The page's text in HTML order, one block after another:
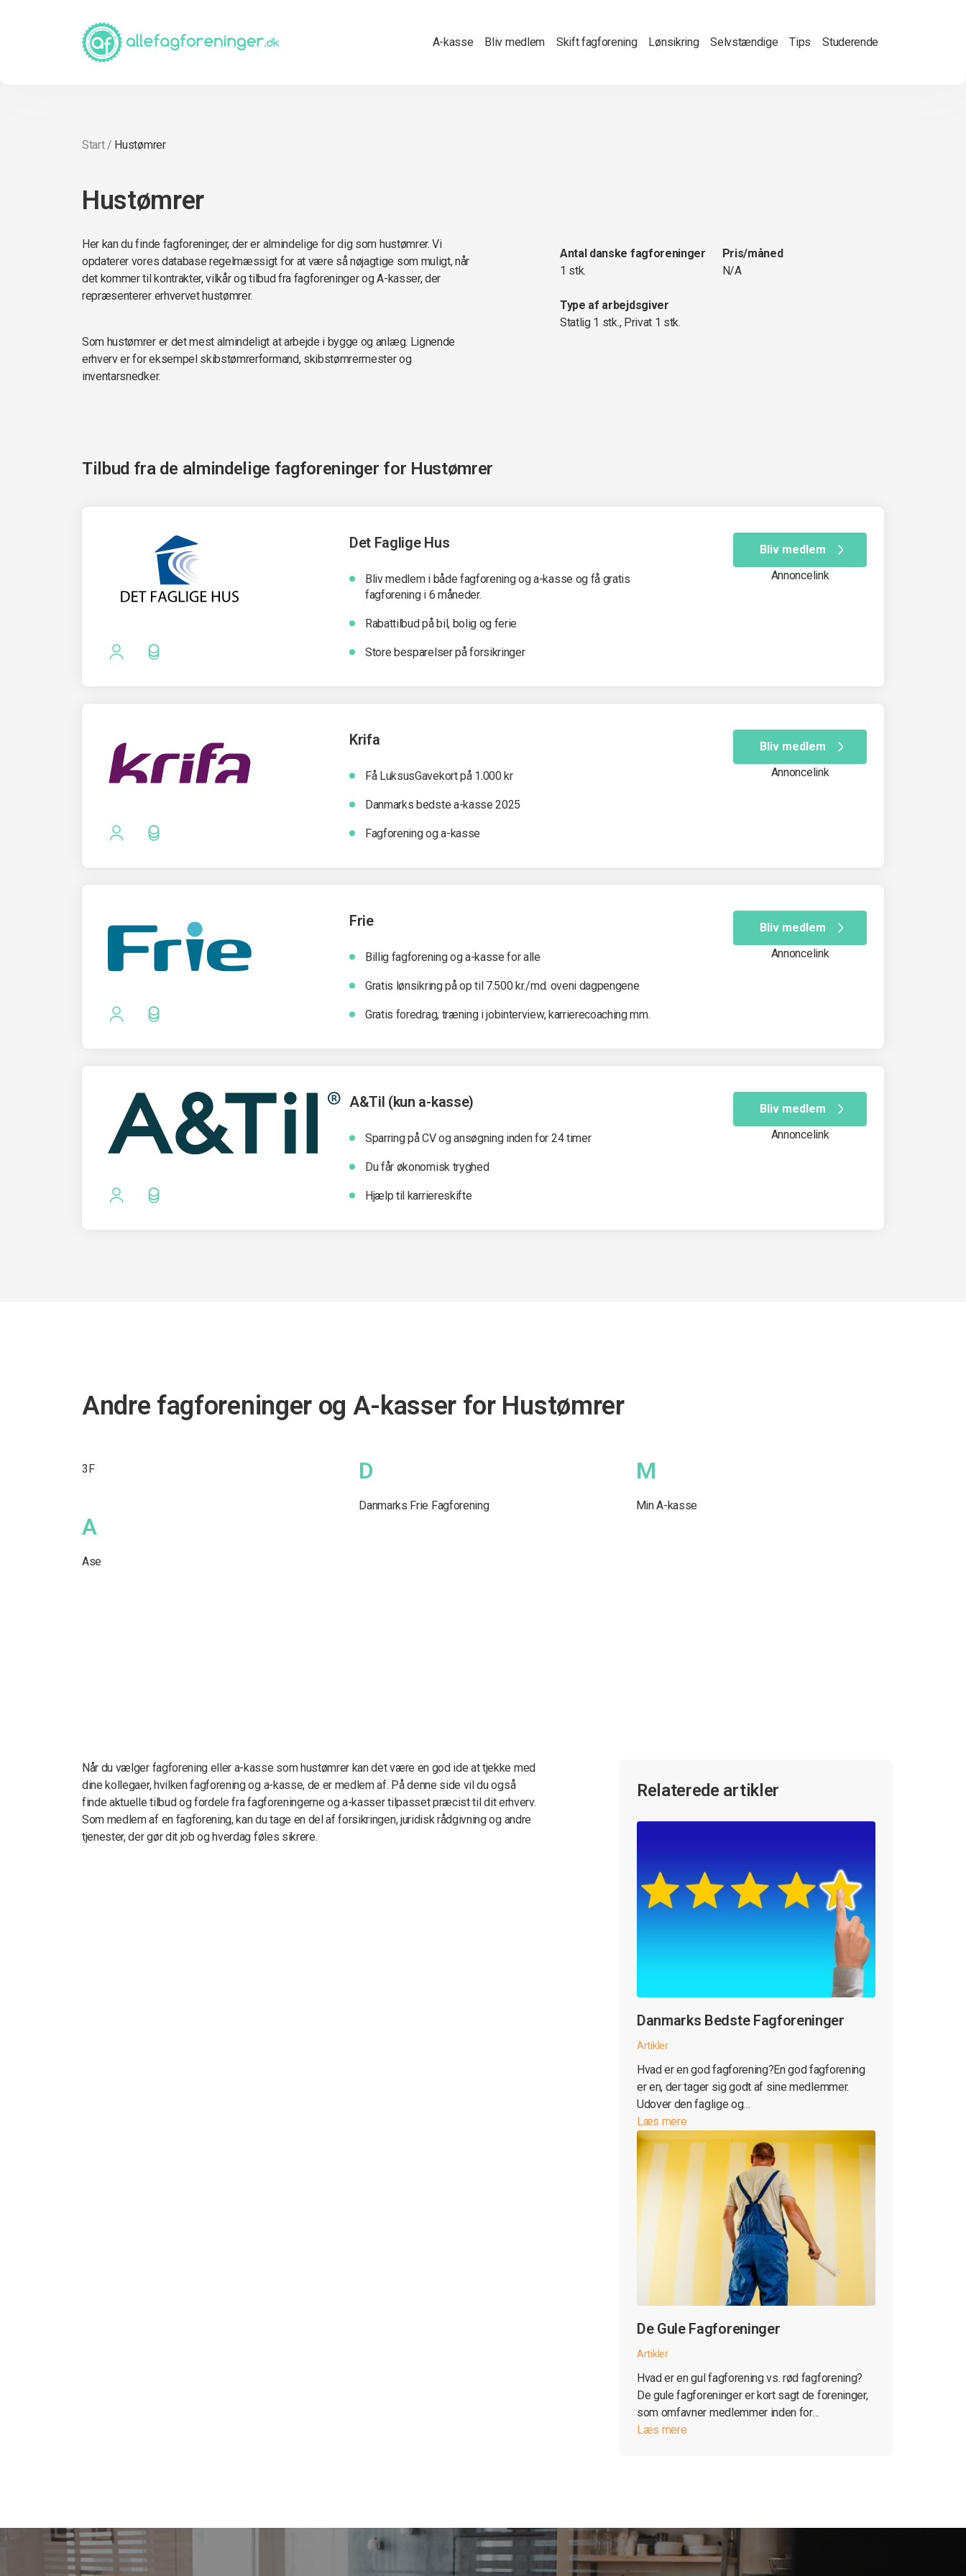
A-kasse Bliv medlem Skift fagforening Lønsikring Selvstændige Tips Studerende
Start/ Hustømrer
Hustømrer
Her kan du finde fagforeninger, der er almindelige for dig som hustømrer. Vi
opdaterer vores database regelmæssigt for at være så nøjagtige som muligt, når
det kommer til kontrakter, vilkår og tilbud fra fagforeninger og A-kasser, der
repræsenterer erhvervet hustømrer.
Som hustømrer er det mest almindeligt at arbejde i bygge og anlæg. Lignende
erhverv er for eksempel skibstømrerformand, skibstømrermester og
inventarsnedker.
Antal danske fagforeninger
1 stk.
Pris/måned
N/A
Type af arbejdsgiver
Statlig 1 stk., Privat 1 stk.
Tilbud fra de almindelige fagforeninger for Hustømrer
Det Faglige Hus
Bliv medlem i både fagforening og a-kasse og få gratis
fagforening i 6 måneder.
Rabattilbud på bil, bolig og ferie
Store besparelser på forsikringer
Bliv medlem
Annoncelink
Krifa
Få LuksusGavekort på 1.000 kr
Danmarks bedste a-kasse 2025
Fagforening og a-kasse
Bliv medlem
Annoncelink
Frie
Billig fagforening og a-kasse for alle
Gratis lønsikring på op til 7.500 kr./md. oveni dagpengene
Gratis foredrag, træning i jobinterview, karrierecoaching mm.
Bliv medlem
Annoncelink
A&Til (kun a-kasse)
Sparring på CV og ansøgning inden for 24 timer
Du får økonomisk tryghed
Hjælp til karriereskifte
Bliv medlem
Annoncelink
Andre fagforeninger og A-kasser for Hustømrer
3F
A
Ase
D
Danmarks Frie Fagforening
M
Min A-kasse
Når du vælger fagforening eller a-kasse som hustømrer kan det være en god ide at tjekke med
dine kollegaer, hvilken fagforening og a-kasse, de er medlem af. På denne side vil du også
finde aktuelle tilbud og fordele fra fagforeningerne og a-kasser tilpasset præcist til dit erhverv.
Som medlem af en fagforening, kan du tage en del af forsikringen, juridisk rådgivning og andre
tjenester, der gør dit job og hverdag føles sikrere.
Relaterede artikler
Danmarks Bedste Fagforeninger
Artikler
Hvad er en god fagforening?En god fagforening
er en, der tager sig godt af sine medlemmer.
Udover den faglige og…
Læs mere
De Gule Fagforeninger
Artikler
Hvad er en gul fagforening vs. rød fagforening?
De gule fagforeninger er kort sagt de foreninger,
som omfavner medlemmer inden for…
Læs mere